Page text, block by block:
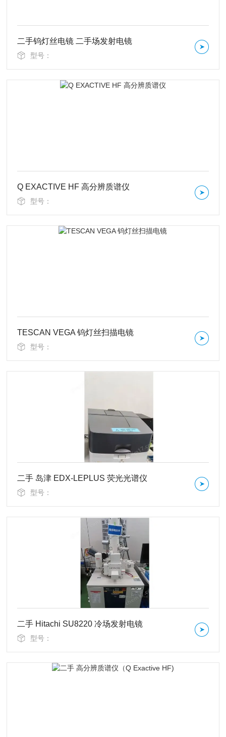
二手钨灯丝电镜 二手场发射电镜
型号：
Q EXACTIVE HF 高分辨质谱仪
型号：
TESCAN VEGA 钨灯丝扫描电镜
型号：
二手 岛津 EDX-LEPLUS 荧光光谱仪
型号：
二手 Hitachi SU8220 冷场发射电镜
型号：